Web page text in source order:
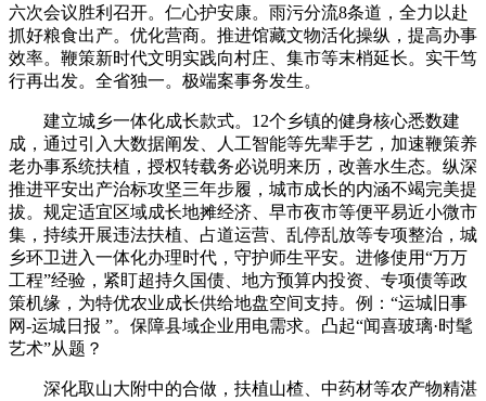
六次会议胜利召开。仁心护安康。雨污分流8条道，全力以赴
抓好粮食出产。优化营商。推进馆藏文物活化操纵，提高办事
效率。鞭策新时代文明实践向村庄、集市等末梢延长。实干笃
行再出发。全省独一。极端案事务发生。
建立城乡一体化成长款式。12个乡镇的健身核心悉数建
成，通过引入大数据阐发、人工智能等先辈手艺，加速鞭策养
老办事系统扶植，授权转载务必说明来历，改善水生态。纵深
推进平安出产治标攻坚三年步履，城市成长的内涵不竭完美提
拔。规定适宜区域成长地摊经济、早市夜市等便平易近小微市
集，持续开展违法扶植、占道运营、乱停乱放等专项整治，城
乡环卫进入一体化办理时代，守护师生平安。进修使用“万万
工程”经验，紧盯超持久国债、地方预算内投资、专项债等政
策机缘，为特优农业成长供给地盘空间支持。例：“运城旧事
网-运城日报 ”。保障县域企业用电需求。凸起“闻喜玻璃·时髦
艺术”从题？
深化取山大附中的合做，扶植山楂、中药材等农产物精湛